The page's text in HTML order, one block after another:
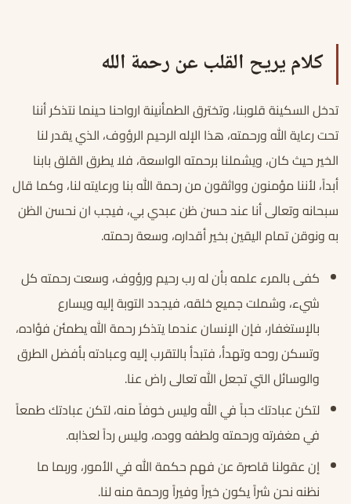
كلام يريح القلب عن رحمة الله
تدخل السكينة قلوبنا، وتخترق الطمأنينة ارواحنا حينما نتذكر أننا
تحت رعاية الله ورحمته، هذا الإله الرحيم الرؤوف، الذي يقدر لنا
الخير حيث كان، ويشملنا برحمته الواسعة، فلا يطرق القلق بابنا
أبداً، لأننا مؤمنون وواثقون من رحمة الله بنا ورعايته لنا، وكما قال
سبحانه وتعالى أنا عند حسن ظن عبدي بي، فيجب ان نحسن الظن
به ونوقن تمام اليقين بخير أقداره، وسعة رحمته.
كفى بالمرء علمه بأن له رب رحيم ورؤوف، وسعت رحمته كل
شيء، وشملت جميع خلقه، فيجدد التوبة إليه ويسارع
بالإستغفار، فإن الإنسان عندما يتذكر رحمة الله يطمئن فؤاده،
وتسكن روحه وتهدأ، فتبدأ بالتقرب إليه وعبادته بأفضل الطرق
والوسائل التي تجعل الله تعالى راض عنا.
لتكن عبادتك حباً في الله وليس خوفاً منه، لتكن عبادتك طمعاً
في مغفرته ورحمته ولطفه ووده، وليس رداً لعذابه.
إن عقولنا قاصرة عن فهم حكمة الله في الأمور، وربما ما
نظنه نحن شراً يكون خيراً وفيراً ورحمة منه لنا.